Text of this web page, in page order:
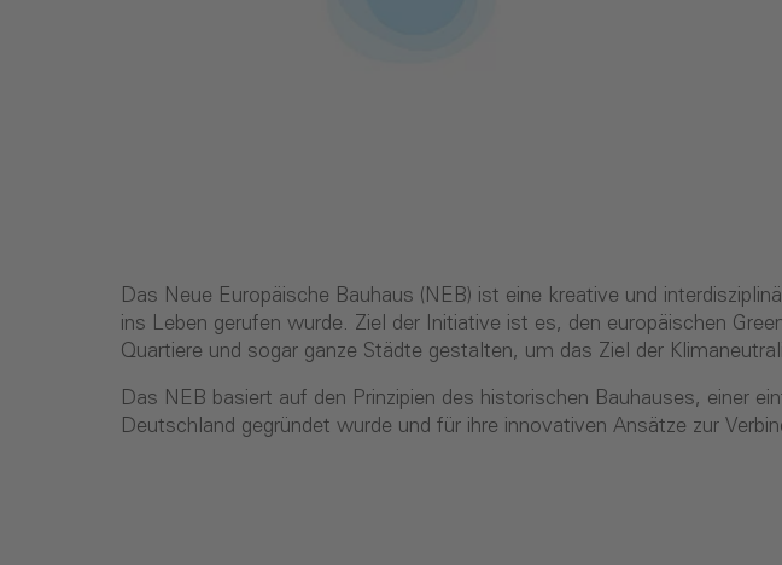
Das Neue Europäische Bauhaus (NEB) ist eine kreative und
ins Leben gerufen wurde. Ziel der Initiative ist es, den europäischen
Quartiere und sogar ganze Städte gestalten, um das Ziel der
Das NEB basiert auf den Prinzipien des historischen Bauhauses, einer
Deutschland gegründet wurde und für ihre innovativen Ansätze zur